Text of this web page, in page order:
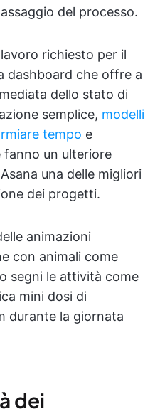
del processo.
richiesto per il
dashboard che offre a
dello stato di
semplice, modelli
tempo e
un ulteriore
una delle migliori
dei progetti.
animazioni
con animali come
segni le attività come
mini dosi di
durante la giornata
dei